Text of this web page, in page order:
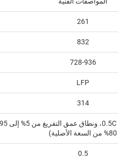
261
832
728-936
LFP
314
80% من السعة الأصلية)
0.5